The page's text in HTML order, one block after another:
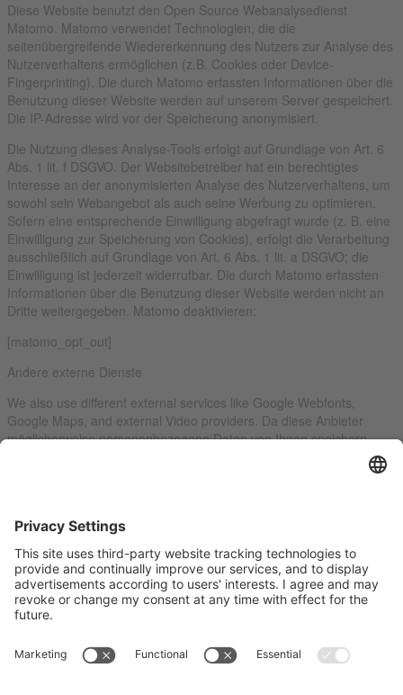
Diese Website benutzt den Open Source Webanalysedienst
Matomo. Matomo verwendet Technologien, die die
seitenübergreifende Wiedererkennung des Nutzers zur Analyse des
Nutzerverhaltens ermöglichen (z.B. Cookies oder Device-
Fingerprinting). Die durch Matomo erfassten Informationen über die
Benutzung dieser Website werden auf unserem Server gespeichert.
Die IP-Adresse wird vor der Speicherung anonymisiert.
Die Nutzung dieses Analyse-Tools erfolgt auf Grundlage von Art. 6
Abs. 1 lit. f DSGVO. Der Websitebetreiber hat ein berechtigtes
Interesse an der anonymisierten Analyse des Nutzerverhaltens, um
sowohl sein Webangebot als auch seine Werbung zu optimieren.
Sofern eine entsprechende Einwilligung abgefragt wurde (z. B. eine
Einwilligung zur Speicherung von Cookies), erfolgt die Verarbeitung
ausschließlich auf Grundlage von Art. 6 Abs. 1 lit. a DSGVO; die
Einwilligung ist jederzeit widerrufbar. Die durch Matomo erfassten
Informationen über die Benutzung dieser Website werden nicht an
Dritte weitergegeben. Matomo deaktivieren:
[matomo_opt_out]
Andere externe Dienste
We also use different external services like Google Webfonts,
Google Maps, and external Video providers. Da diese Anbieter
möglicherweise personenbezogene Daten von Ihnen speichern,
können Sie diese hier deaktivieren. Bitte beachten Sie, dass eine
Deaktivierung dieser Cookies die Funktionalität und das Aussehen
Click to enable/disable Google Webfonts.
Google Maps Einstellungen:
Google reCaptcha Einstellungen: